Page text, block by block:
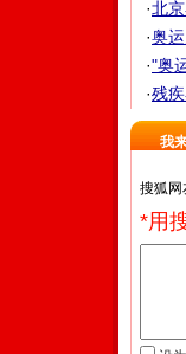
·北
·奥
·"奥
·残
我
*用